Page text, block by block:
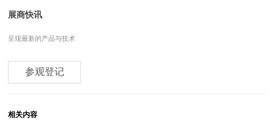
展商快讯
呈现最新的产品与技术
参观登记
相关内容